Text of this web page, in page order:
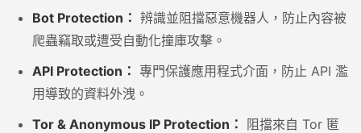
Bot Protection： 辨識並阻擋惡意機器人，防止內容被
爬蟲竊取或遭受自動化撞庫攻擊。
API Protection： 專門保護應用程式介面，防止 API 濫
用導致的資料外洩。
Tor & Anonymous IP Protection：
阻擋來自 Tor 匿